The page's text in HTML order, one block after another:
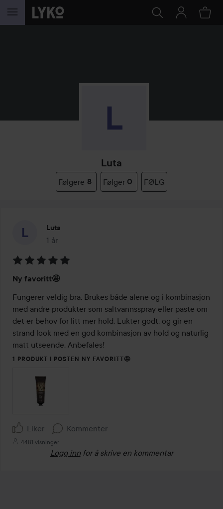
GÅ TIL INNHOLD
Luta
Følgere 8 Følger 0 FØLG
Luta
1 år
Innlegget ble opprettet 1 år
5
av
5
Ny favoritt🤩
Fungerer veldig bra. Brukes både alene og i kombinasjon
med andre produkter som saltvannsspray eller paste om
det er behov for litt mer hold. Lukter godt, og gir en
strand look med en god kombinasjon av hold og naturlig
matt utseende. Anbefales!
1 PRODUKT I POSTEN NY FAVORITT🤩
Liker Kommenter
4481 visninger
Logg inn for å skrive en kommentar